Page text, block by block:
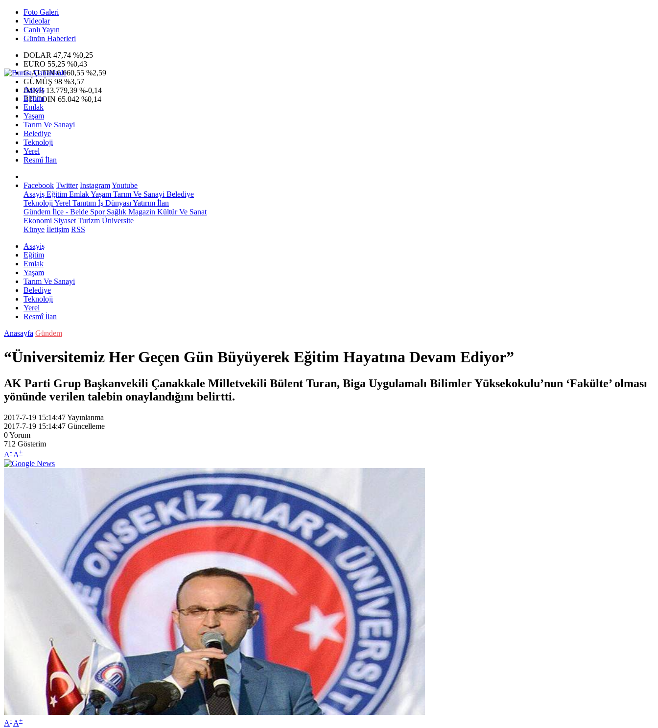
Foto Galeri
Videolar
Canlı Yayın
Günün Haberleri
DOLAR 47,74 %0,25
EURO 55,25 %0,43
G.ALTIN6.660,55 %2,59
GÜMÜŞ 98 %3,57
IMKB 13.779,39 %-0,14
BITCOIN 65.042 %0,14
Asayiş
Eğitim
Emlak
Yaşam
Tarım Ve Sanayi
Belediye
Teknoloji
Yerel
Resmî İlan
Facebook Twitter InstagramYoutube
Asayiş Eğitim EmlakYaşam Tarım Ve Sanayi Belediye
Teknoloji Yerel Tanıtım İş Dünyası Yatırım İlan
Gündem İlçe - Belde SporSağlık Magazin Kültür Ve Sanat
Ekonomi Siyaset Turizm Üniversite
Künye İletişim RSS
Asayiş
Eğitim
Emlak
Yaşam
Tarım Ve Sanayi
Belediye
Teknoloji
Yerel
Resmî İlan
Anasayfa Gündem
“Üniversitemiz Her Geçen Gün Büyüyerek Eğitim Hayatına Devam Ediyor”
AK Parti Grup Başkanvekili Çanakkale Milletvekili Bülent Turan, Biga Uygulamalı Bilimler Yüksekokulu’nun ‘Fakülte’ olması
yönünde verilen talebin onaylandığını belirtti.
2017-7-19 15:14:47Yayınlanma
2017-7-19 15:14:47 Güncelleme
0Yorum
712 Gösterim
A- A+
A- A+